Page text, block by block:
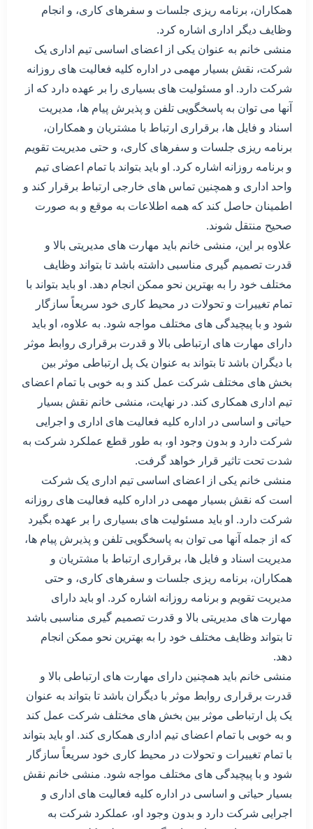
همکاران، برنامه ریزی جلسات و سفرهای کاری، و انجام
وظایف دیگر اداری اشاره کرد.
منشی خانم به عنوان یکی از اعضای اساسی تیم اداری یک
شرکت، نقش بسیار مهمی در اداره کلیه فعالیت های روزانه
شرکت دارد. او مسئولیت های بسیاری را بر عهده دارد که از
آنها می توان به پاسخگویی تلفن و پذیرش پیام ها، مدیریت
اسناد و فایل ها، برقراری ارتباط با مشتریان و همکاران،
برنامه ریزی جلسات و سفرهای کاری، و حتی مدیریت تقویم
و برنامه روزانه اشاره کرد. او باید بتواند با تمام اعضای تیم
واحد اداری و همچنین تماس های خارجی ارتباط برقرار کند و
اطمینان حاصل کند که همه اطلاعات به موقع و به صورت
صحیح منتقل شوند.
علاوه بر این، منشی خانم باید مهارت های مدیریتی بالا و
قدرت تصمیم گیری مناسبی داشته باشد تا بتواند وظایف
مختلف خود را به بهترین نحو ممکن انجام دهد. او باید بتواند با
تمام تغییرات و تحولات در محیط کاری خود سریعاً سازگار
شود و با پیچیدگی های مختلف مواجه شود. به علاوه، او باید
دارای مهارت های ارتباطی بالا و قدرت برقراری روابط موثر
با دیگران باشد تا بتواند به عنوان یک پل ارتباطی موثر بین
بخش های مختلف شرکت عمل کند و به خوبی با تمام اعضای
تیم اداری همکاری کند. در نهایت، منشی خانم نقش بسیار
حیاتی و اساسی در اداره کلیه فعالیت های اداری و اجرایی
شرکت دارد و بدون وجود او، به طور قطع عملکرد شرکت به
شدت تحت تاثیر قرار خواهد گرفت.
منشی خانم یکی از اعضای اساسی تیم اداری یک شرکت
است که نقش بسیار مهمی در اداره کلیه فعالیت های روزانه
شرکت دارد. او باید مسئولیت های بسیاری را بر عهده بگیرد
که از جمله آنها می توان به پاسخگویی تلفن و پذیرش پیام ها،
مدیریت اسناد و فایل ها، برقراری ارتباط با مشتریان و
همکاران، برنامه ریزی جلسات و سفرهای کاری، و حتی
مدیریت تقویم و برنامه روزانه اشاره کرد. او باید دارای
مهارت های مدیریتی بالا و قدرت تصمیم گیری مناسبی باشد
تا بتواند وظایف مختلف خود را به بهترین نحو ممکن انجام
دهد.
منشی خانم باید همچنین دارای مهارت های ارتباطی بالا و
قدرت برقراری روابط موثر با دیگران باشد تا بتواند به عنوان
یک پل ارتباطی موثر بین بخش های مختلف شرکت عمل کند
و به خوبی با تمام اعضای تیم اداری همکاری کند. او باید بتواند
با تمام تغییرات و تحولات در محیط کاری خود سریعاً سازگار
شود و با پیچیدگی های مختلف مواجه شود. منشی خانم نقش
بسیار حیاتی و اساسی در اداره کلیه فعالیت های اداری و
اجرایی شرکت دارد و بدون وجود او، عملکرد شرکت به